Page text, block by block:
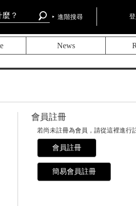
進階搜尋
News
會員註冊
若尚未註冊為會員，請從這裡進行
會員註冊
簡易會員註冊